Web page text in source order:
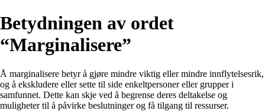
Betydningen av ordet
“Marginalisere”
Å marginalisere betyr å gjøre mindre viktig eller mindre innflytelsesrik,
og å ekskludere eller sette til side enkeltpersoner eller grupper i
samfunnet. Dette kan skje ved å begrense deres deltakelse og
muligheter til å påvirke beslutninger og få tilgang til ressurser.